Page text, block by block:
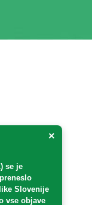
×
se je
Slovenije
vse objave